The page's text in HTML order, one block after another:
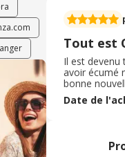
Tout est
Il est
avoir écumé
bonne
commande
donc) .
Date de